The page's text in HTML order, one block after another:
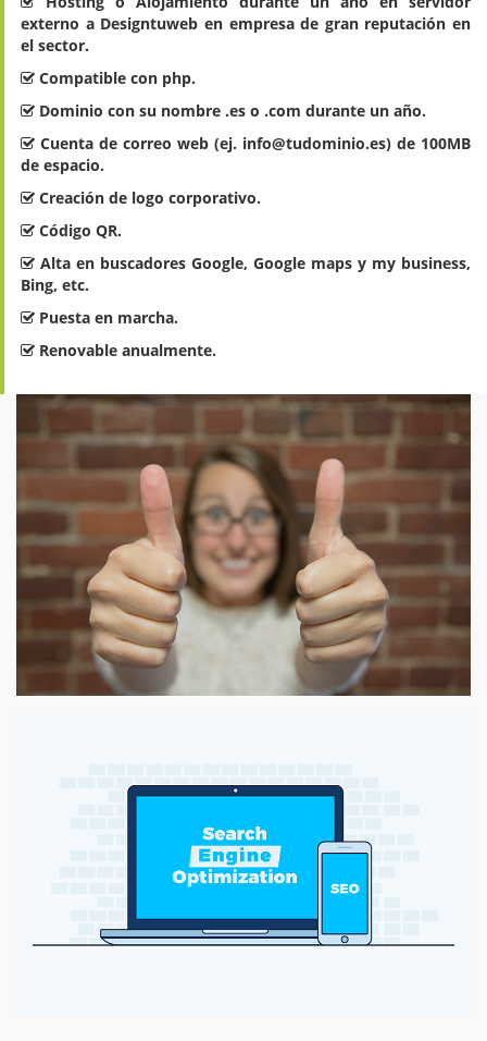
externo a Designtuweb en empresa de gran reputación en
el sector.
Compatible con php.
Dominio con su nombre .es o .com durante un año.
Cuenta de correo web (ej. info@tudominio.es) de 100MB
de espacio.
Creación de logo corporativo.
Código QR.
Alta en buscadores Google, Google maps y my business,
Bing, etc.
Puesta en marcha.
Renovable anualmente.